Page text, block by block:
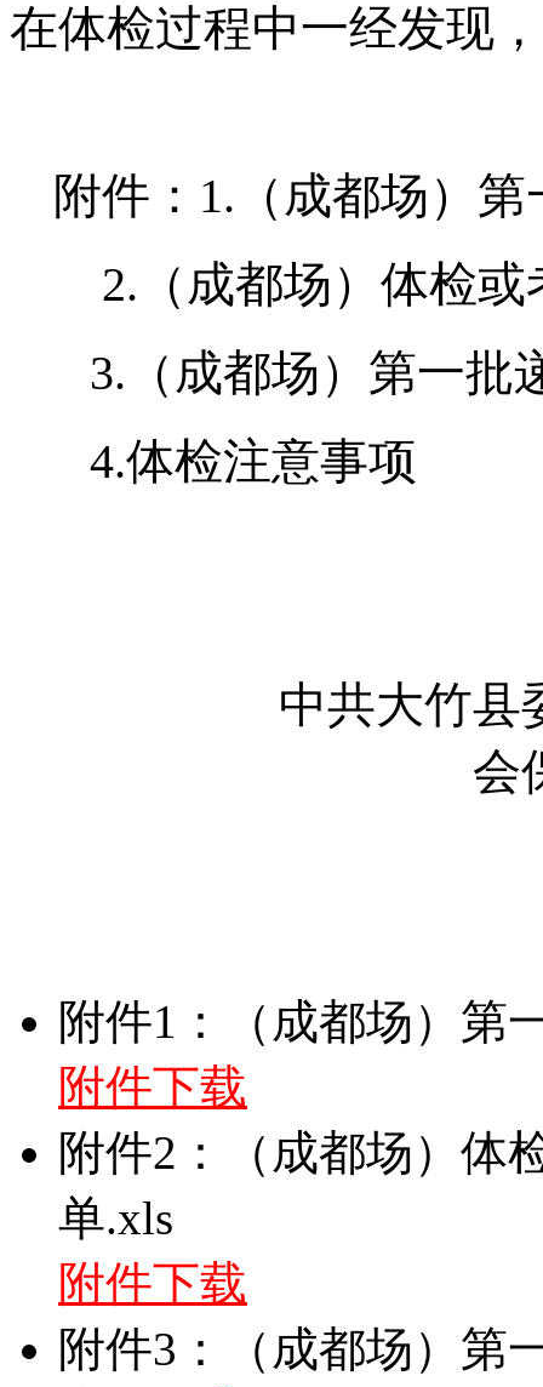
在体检过程中一经发现
附件：1.（成都场）
2.（成都场）体检或
3.（成都场）第一批
4.体检注意事项
中共大竹县委组
附件1：（成都场）第
附件下载
附件2：（成都场）体
单.xls
附件下载
附件3：（成都场）第